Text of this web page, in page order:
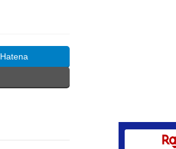
Hatena